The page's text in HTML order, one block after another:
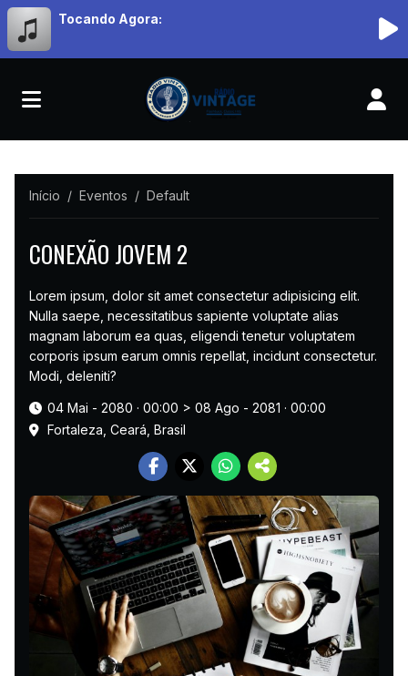
Tocando Agora:
Início Eventos Default
CONEXÃO JOVEM 2
Lorem ipsum, dolor sit amet consectetur adipisicing elit.
Nulla saepe, necessitatibus sapiente voluptate alias
magnam laborum ea quas, eligendi tenetur voluptatem
corporis ipsum earum omnis repellat, incidunt consectetur.
Modi, deleniti?
04 Mai - 2080 · 00:00 > 08 Ago - 2081 · 00:00
Fortaleza, Ceará, Brasil